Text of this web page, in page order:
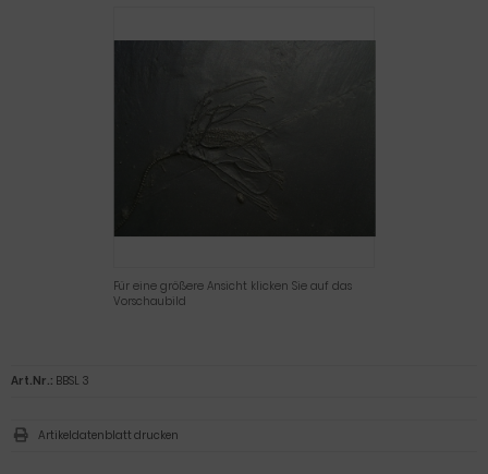
Für eine größere Ansicht klicken Sie auf das
Vorschaubild
Art.Nr.: BBSL 3
Artikeldatenblatt drucken